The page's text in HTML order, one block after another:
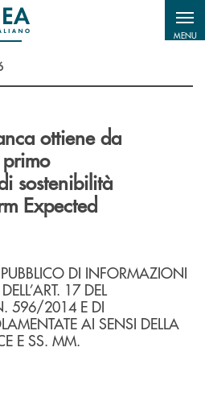
MENU
ottiene da
sostenibilità
Expected
DI INFORMAZIONI
17 DEL
596/2014 E DI
AI SENSI DELLA
E SS. MM.